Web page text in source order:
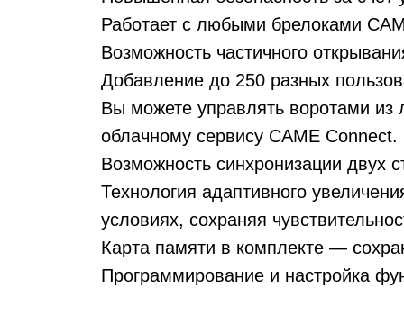
Работает с любыми брелоками
Возможность частичного
Добавление до 250 разных
Вы можете управлять воротами из
облачному сервису CAME Connect.
Возможность синхронизации двух
Технология адаптивного
условиях, сохраняя
Карта памяти в комплекте —
Программирование и настройка
на сварку (за 1 м)
ворот и основания на сварку
блока управления автоматики для откатных
аксессуаров автоматики